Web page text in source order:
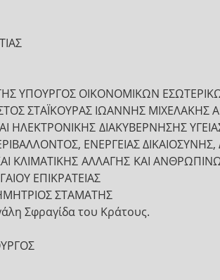
ΥΠΟΥΡΓΟΣ ΟΙΚΟΝΟΜΙΚΩΝ
ΣΤΑΪΚΟΥΡΑΣ ΙΩΑΝΝΗΣ ΜΙΧΕΛΑΚΗΣ
ΗΛΕΚΤΡΟΝΙΚΗΣ ΔΙΑΚΥΒΕΡΝΗΣΗΣ
ΕΝΕΡΓΕΙΑΣ ΔΙΚΑΙΟΣΥΝΗΣ,
ΚΛΙΜΑΤΙΚΗΣ ΑΛΛΑΓΗΣ ΚΑΙ
ΕΠΙΚΡΑΤΕΙΑΣ
ΣΤΑΜΑΤΗΣ
Σφραγίδα του Κράτους.